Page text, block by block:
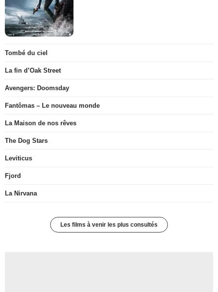
Tombé du ciel
La fin d’Oak Street
Avengers: Doomsday
Fantômas – Le nouveau monde
La Maison de nos rêves
The Dog Stars
Leviticus
Fjord
La Nirvana
Les films à venir les plus consultés